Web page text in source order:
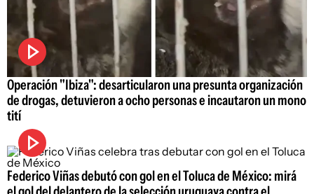
Operación "Ibiza": desarticularon una presunta organización
de drogas, detuvieron a ocho personas e incautaron un mono
tití
Federico Viñas debutó con gol en el Toluca de México: mirá